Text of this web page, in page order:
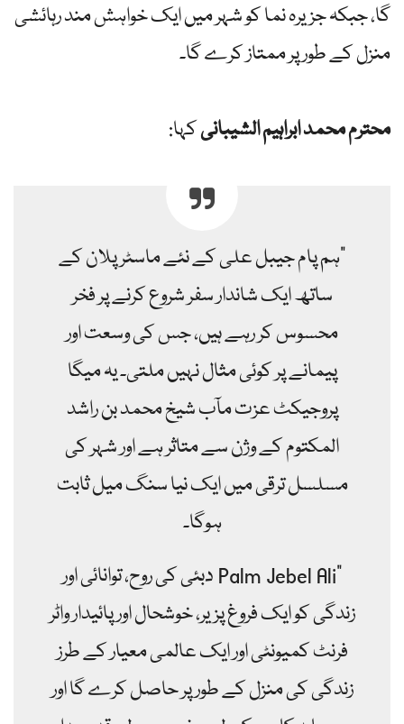
گا، جبکہ جزیرہ نما کو شہر میں ایک خواہش مند رہائشی
منزل کے طور پر ممتاز کرے گا۔
محترم محمد ابراہیم الشیبانیکہا:
"ہم پام جیبل علی کے نئے ماسٹر پلان کے
ساتھ ایک شاندار سفر شروع کرنے پر فخر
محسوس کر رہے ہیں، جس کی وسعت اور
پیمانے پر کوئی مثال نہیں ملتی۔ یہ میگا
پروجیکٹ عزت مآب شیخ محمد بن راشد
المکتوم کے وژن سے متاثر ہے اور شہر کی
مسلسل ترقی میں ایک نیا سنگ میل ثابت
ہوگا۔
"Palm Jebel Ali دبئی کی روح، توانائی اور
زندگی کو ایک فروغ پزیر، خوشحال اور پائیدار واٹر
فرنٹ کمیونٹی اور ایک عالمی معیار کے طرز
زندگی کی منزل کے طور پر حاصل کرے گا اور